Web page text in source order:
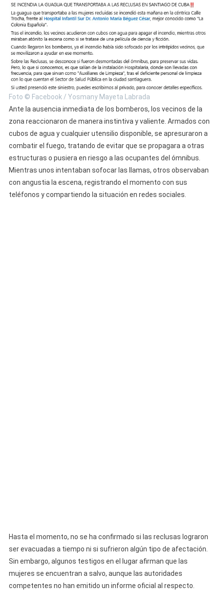
Foto © Facebook / Yosmany Mayeta Labrada
Ante la ausencia inmediata de los bomberos, los vecinos de la
zona reaccionaron de manera instintiva y valiente. Armados con
cubos de agua y cualquier utensilio disponible, se apresuraron a
combatir el fuego, tratando de evitar que se propagara a otras
estructuras o pusiera en riesgo a las ocupantes del ómnibus.
Mientras unos intentaban sofocar las llamas, otros observaban
con angustia la escena, registrando el momento con sus
teléfonos y compartiendo la situación en redes sociales.
Hasta el momento, no se ha confirmado si las reclusas lograron
ser evacuadas a tiempo ni si sufrieron algún tipo de afectación.
Sin embargo, algunos testigos en el lugar afirman que las
mujeres se encuentran a salvo, aunque las autoridades
competentes no han emitido un informe oficial al respecto.